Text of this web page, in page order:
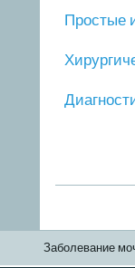
Прοстые
Заболевание